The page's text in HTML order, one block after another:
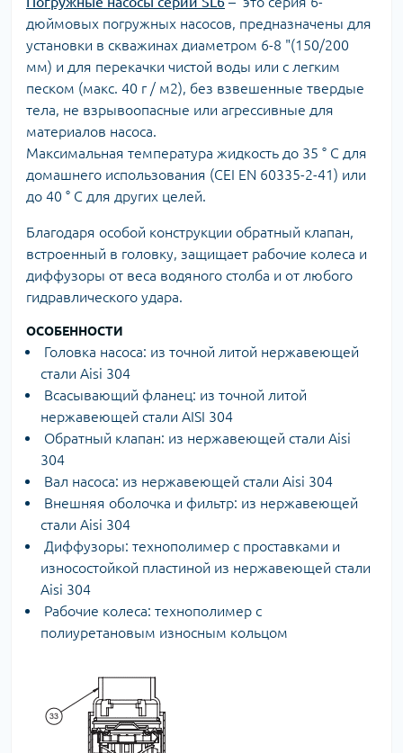
дюймовых погружных насосов, предназначены для
установки в скважинах диаметром 6-8 "(150/200
мм) и для перекачки чистой воды или с легким
песком (макс. 40 г / м2), без взвешенные твердые
тела, не взрывоопасные или агрессивные для
материалов насоса.
Максимальная температура жидкость до 35 ° C для
домашнего использования (CEI EN 60335-2-41) или
до 40 ° C для других целей.
Благодаря особой конструкции обратный клапан,
встроенный в головку, защищает рабочие колеса и
диффузоры от веса водяного столба и от любого
гидравлического удара.
ОСОБЕННОСТИ
Головка насоса: из точной литой нержавеющей
стали Aisi 304
Всасывающий фланец: из точной литой
нержавеющей стали AISI 304
Обратный клапан: из нержавеющей стали Aisi
304
Вал насоса: из нержавеющей стали Aisi 304
Внешняя оболочка и фильтр: из нержавеющей
стали Aisi 304
Диффузоры: технополимер с проставками и
износостойкой пластиной из нержавеющей стали
Aisi 304
Рабочие колеса: технополимер с
полиуретановым износным кольцом